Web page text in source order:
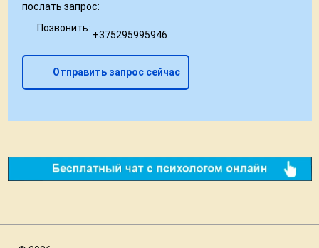
послать запрос:
Позвонить:
+375295995946
Отправить запрос сейчас